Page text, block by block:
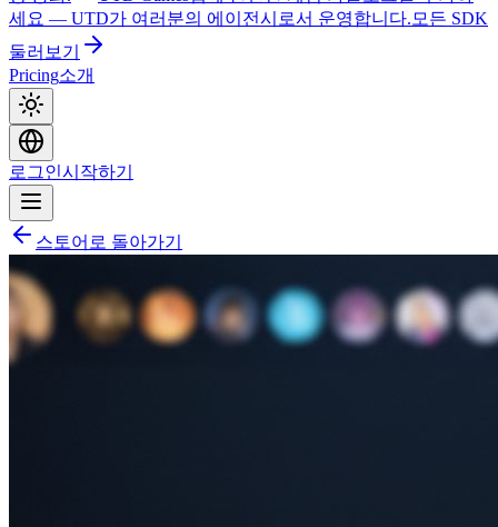
세요 — UTD가 여러분의 에이전시로서 운영합니다. 모든 SDK
둘러보기
Pricing소개
로그인시작하기
스토어로 돌아가기